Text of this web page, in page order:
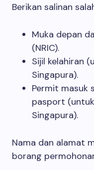
Berikan salinan
Muka depan
(NRIC).
Sijil kelahiran
Singapura).
Permit masuk
pasport
Singapura).
Nama dan alamat
borang